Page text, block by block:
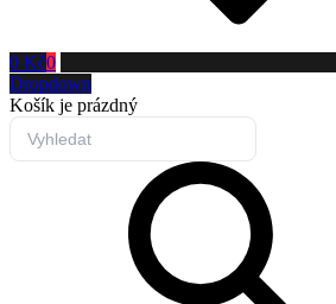
0 Kč0
Dropdown
Košík je prázdný